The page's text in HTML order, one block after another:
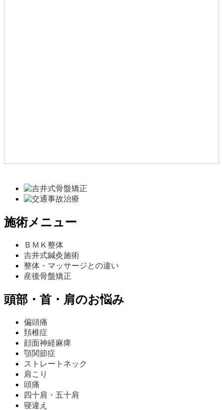
施術メニュー
ＢＭＫ整体
吉井式鍼灸施術
整体・マッサージとの違い
産後骨盤矯正
頭部・首・肩のお悩み
偏頭痛
頚椎症
顔面神経麻痺
顎関節症
ストレートネック
肩こり
頭痛
四十肩・五十肩
寝違え